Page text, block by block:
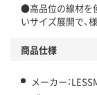
●高品位の線材を
いサイズ展開で、
商品仕様
メーカー：